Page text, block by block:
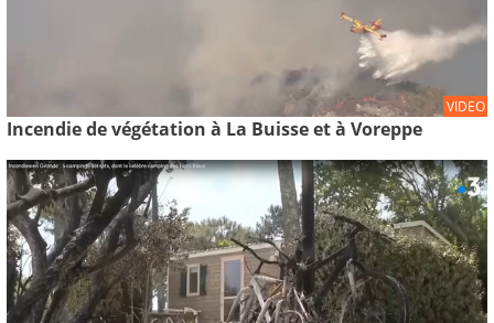
VIDEO
Incendie de végétation à La Buisse et à Voreppe